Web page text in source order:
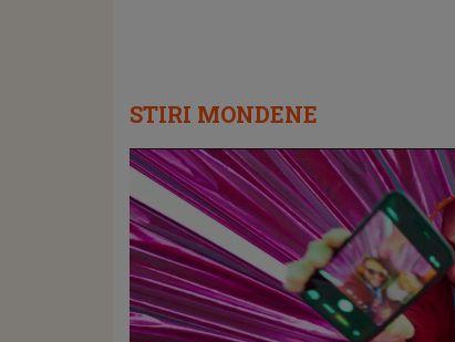
STIRI MONDENE